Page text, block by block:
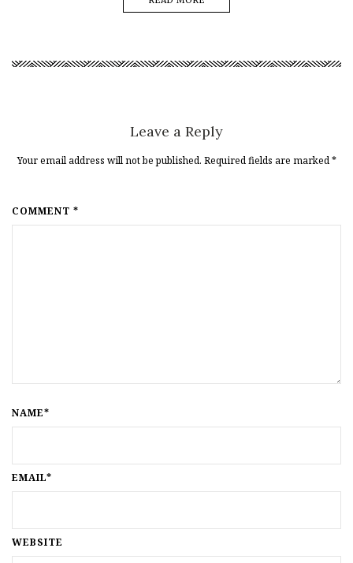
Leave a Reply
Your email address will not be published. Required fields are marked*
COMMENT *
NAME*
EMAIL*
WEBSITE